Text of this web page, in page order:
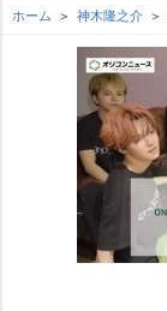
ホーム 神木隆之介